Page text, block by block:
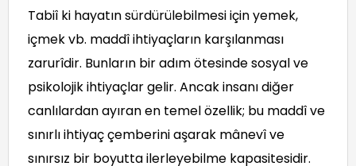
Tabiî ki hayatın sürdürülebilmesi için yemek,
içmek vb. maddî ihtiyaçların karşılanması
zarurîdir. Bunların bir adım ötesinde sosyal ve
psikolojik ihtiyaçlar gelir. Ancak insanı diğer
canlılardan ayıran en temel özellik; bu maddî ve
sınırlı ihtiyaç çemberini aşarak mânevî ve
sınırsız bir boyutta ilerleyebilme kapasitesidir.